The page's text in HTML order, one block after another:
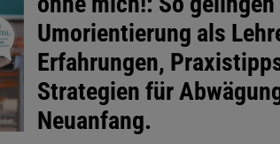
Umorientierung als
Erfahrungen,
Strategien für
Neuanfang.